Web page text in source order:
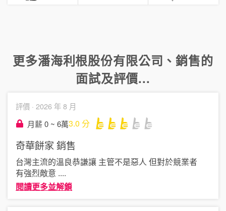
更多潘海利根股份有限公司 、銷售的
面試及評價...
評價 · 2026 年 8 月
月薪 0 ~ 6萬3.0 分
奇華餅家 銷售
台灣主流的溫良恭謙讓 主管不是惡人 但對於競業者
有強烈敵意 ....
閱讀更多並解鎖